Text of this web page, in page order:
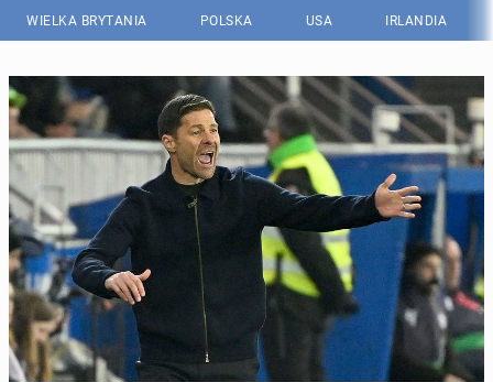
WIELKA BRYTANIA POLSKA USA IRLANDIA